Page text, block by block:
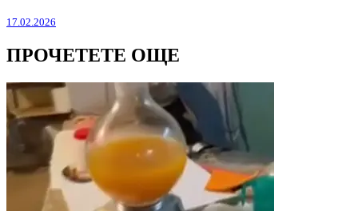
17.02.2026
ПРОЧЕТЕТЕ ОЩЕ